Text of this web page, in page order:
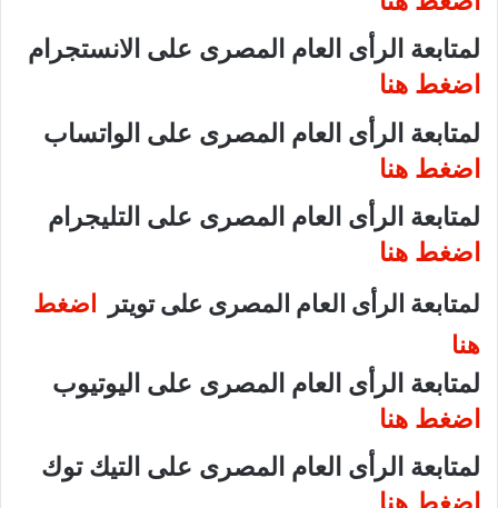
لمتابعة الرأى العام المصرى على الانستجرام
اضغط هنا
لمتابعة الرأى العام المصرى على الواتساب
اضغط هنا
لمتابعة الرأى العام المصرى على التليجرام
اضغط هنا
لمتابعة الرأى العام المصرى على تويتر اضغط
هنا
لمتابعة الرأى العام المصرى على اليوتيوب
اضغط هنا
لمتابعة الرأى العام المصرى على التيك توك